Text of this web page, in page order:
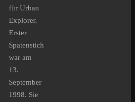
für Urban
Explorer.
Erster
Spatenstich
war am
13.
September
1998. Sie